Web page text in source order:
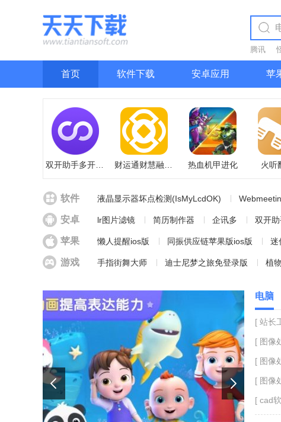
腾讯
首页 软件下载 安卓应用 苹
双开助手多开分身版 财运通财慧融通版 热血机甲进化 火听翻谱器
软件 液晶显示器坏点检测(IsMyLcdOK)
Allavsoft(视频下载软件)
筑业进度计划软件
安卓 lr图片滤镜 简历制作器 企讯多 双开
苹果 懒人提醒ios版 同振供应链苹果版ios版 迷
中科名兽医ios版
PLOTAVERSE ios版
游戏 手指街舞大师 迪士尼梦之旅免登录版 植
电脑
[ 站长
[ 图像
[ 图像
[ 图像
[ cad